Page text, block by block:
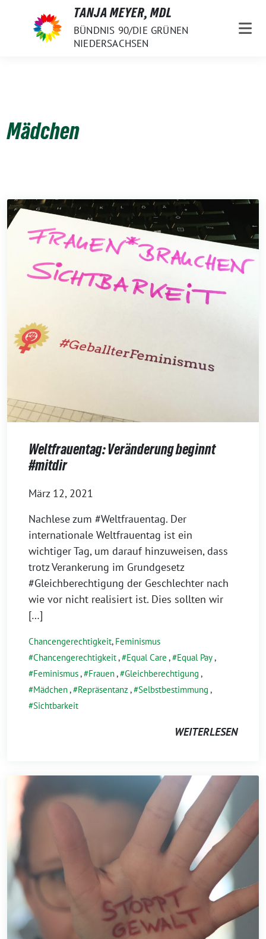
TANJA MEYER, MDL
BÜNDNIS 90/DIE GRÜNEN
NIEDERSACHSEN
Mädchen
Weltfrauentag: Veränderung beginnt
#mitdir
März 12, 2021
Nachlese zum #Weltfrauentag. Der
internationale Weltfrauentag ist ein
wichtiger Tag, um darauf hinzuweisen, dass
trotz Verankerung im Grundgesetz
#Gleichberechtigung der Geschlechter nach
wie vor nicht realisiert ist. Dies sollten wir
[…]
Chancengerechtigkeit, Feminismus
Chancengerechtigkeit, Equal Care , Equal Pay,
Feminismus, Frauen, Gleichberechtigung ,
Mädchen, Repräsentanz , Selbstbestimmung ,
Sichtbarkeit
WEITERLESEN